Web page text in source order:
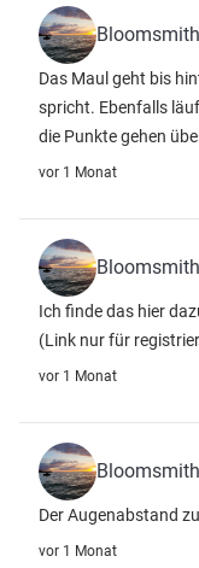
Bloomsmith
Das Maul geht bis
spricht. Ebenfalls
die Punkte gehen
vor 1 Monat
Bloomsmith
Ich finde das hier
(Link nur für
vor 1 Monat
Bloomsmith
Der Augenabstand
vor 1 Monat